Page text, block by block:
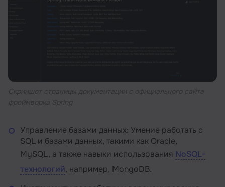
Управление базами данных: Умение работать с
SQL и базами данных, такими как Oracle,
MySQL, а также навыки использования NoSQL-
технологий, например, MongoDB.